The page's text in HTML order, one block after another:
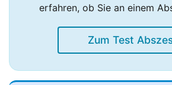
erfahren, ob Sie an einem
Zum Test